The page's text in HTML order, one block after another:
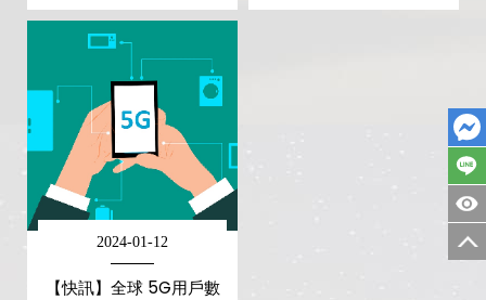
2024-01-12
【快訊】全球 5G用戶數